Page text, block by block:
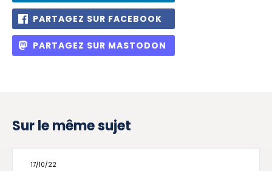
PARTAGEZ SUR FACEBOOK
PARTAGEZ SUR MASTODON
Sur le même sujet
17/10/22